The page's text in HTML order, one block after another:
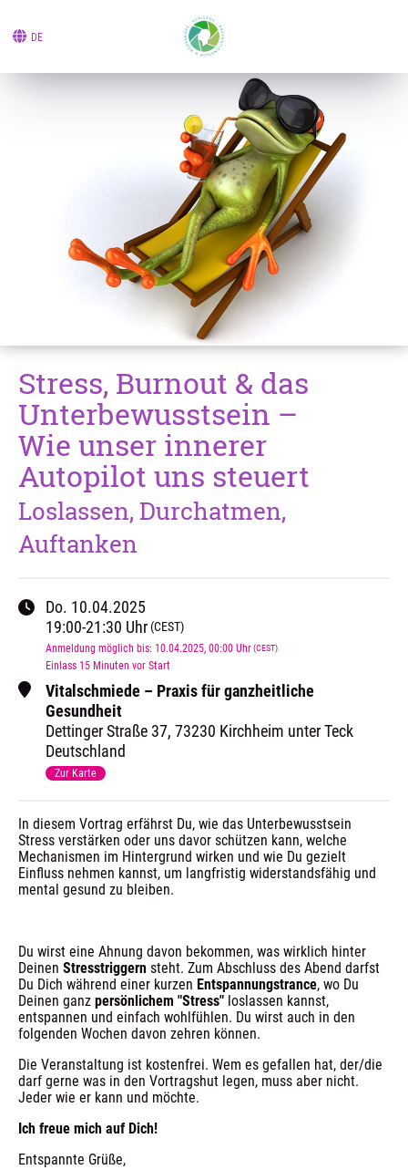
DE
Stress, Burnout & das
Unterbewusstsein –
Wie unser innerer
Autopilot uns steuert
Loslassen, Durchatmen,
Auftanken
Do. 10.04.2025
19:00-21:30 Uhr(CEST)
Anmeldung möglich bis: 10.04.2025, 00:00 Uhr(CEST)
Einlass 15 Minuten vor Start
Vitalschmiede – Praxis für ganzheitliche
Gesundheit
Dettinger Straße 37, 73230 Kirchheim unter Teck
Deutschland
Zur Karte
In diesem Vortrag erfährst Du, wie das Unterbewusstsein
Stress verstärken oder uns davor schützen kann, welche
Mechanismen im Hintergrund wirken und wie Du gezielt
Einfluss nehmen kannst, um langfristig widerstandsfähig und
mental gesund zu bleiben.
Du wirst eine Ahnung davon bekommen, was wirklich hinter
Deinen Stresstriggern steht. Zum Abschluss des Abend darfst
Du Dich während einer kurzen Entspannungstrance, wo Du
Deinen ganz persönlichem "Stress" loslassen kannst,
entspannen und einfach wohlfühlen. Du wirst auch in den
folgenden Wochen davon zehren können.
Die Veranstaltung ist kostenfrei. Wem es gefallen hat, der/die
darf gerne was in den Vortragshut legen, muss aber nicht.
Jeder wie er kann und möchte.
Ich freue mich auf Dich!
Entspannte Grüße,